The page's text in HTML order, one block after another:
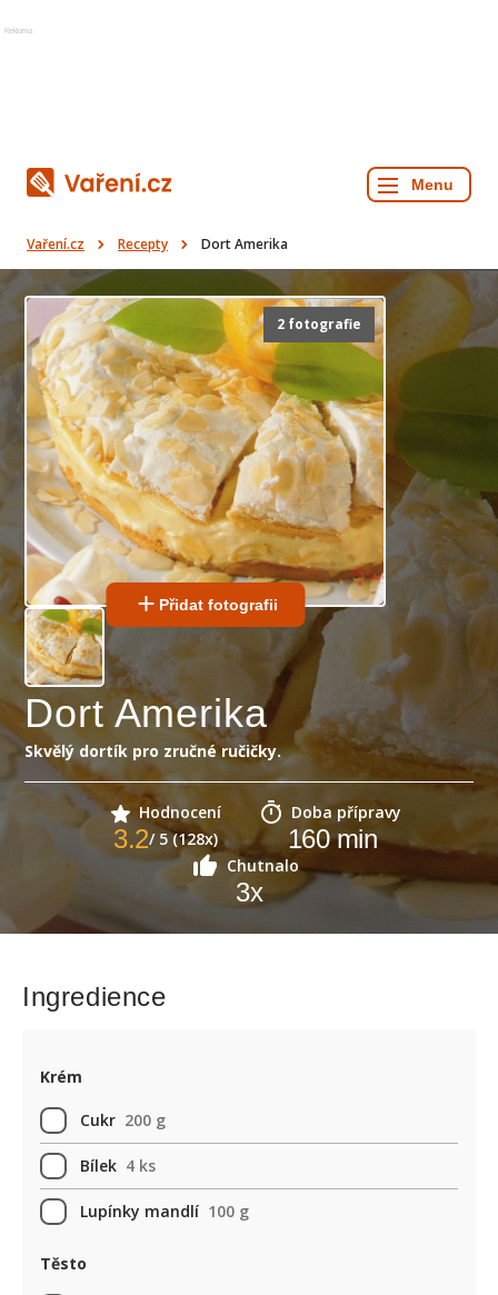
Reklama
Vaření.cz Recepty Dort Amerika
2 fotografie
Přidat fotografii
Dort Amerika
Skvělý dortík pro zručné ručičky.
Hodnocení
3.2/ 5 (128x)
Doba přípravy
160min
Chutnalo
3x
Ingredience
Krém
Cukr 200 g
Bílek 4 ks
Lupínky mandlí 100 g
Těsto